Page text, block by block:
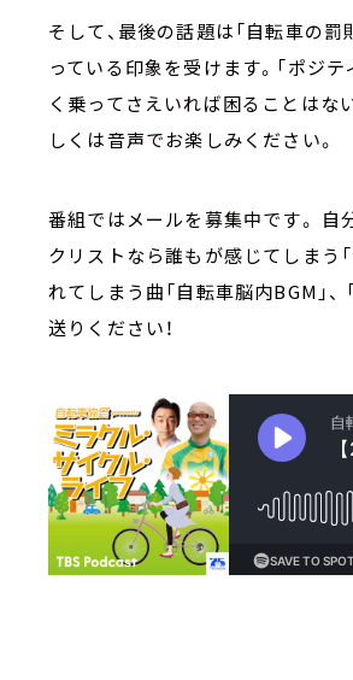
そして、最後の話題は「自転車の
っている印象を受けます。「ポジ
く乗ってさえいれば困ることはな
しくは音声でお楽しみください。
番組ではメールを募集中です。 自
クリストなら誰もが感じてしまう
れてしまう曲「自転車脳内BGM」、
送りください！